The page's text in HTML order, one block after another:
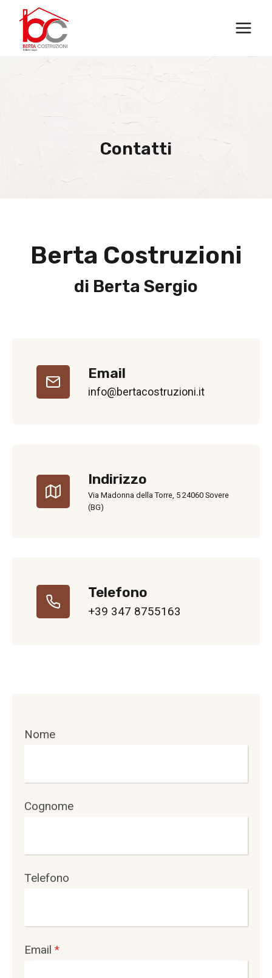
Salta
contenuto
Contatti
Berta Costruzioni
di Berta Sergio
Email
info@bertacostruzioni.it
Indirizzo
Via Madonna della Torre, 5 24060 Sovere
(BG)
Telefono
+39 347 8755163
Nome
Cognome
Telefono
Email *